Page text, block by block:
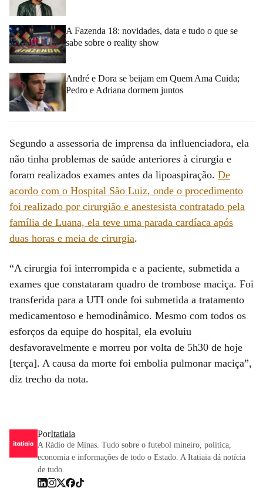
A Fazenda 18: novidades, data e tudo o que se
sabe sobre o reality show
André e Dora se beijam em Quem Ama Cuida;
Pedro e Adriana dormem juntos
Segundo a assessoria de imprensa da influenciadora, ela
não tinha problemas de saúde anteriores à cirurgia e
foram realizados exames antes da lipoaspiração. De
acordo com o Hospital São Luiz, onde o procedimento
foi realizado por cirurgião e anestesista contratado pela
família de Luana, ela teve uma parada cardíaca após
duas horas e meia de cirurgia.
“A cirurgia foi interrompida e a paciente, submetida a
exames que constataram quadro de trombose maciça. Foi
transferida para a UTI onde foi submetida a tratamento
medicamentoso e hemodinâmico. Mesmo com todos os
esforços da equipe do hospital, ela evoluiu
desfavoravelmente e morreu por volta de 5h30 de hoje
[terça]. A causa da morte foi embolia pulmonar maciça”,
diz trecho da nota.
PorItatiaia
A Rádio de Minas. Tudo sobre o futebol mineiro, política,
economia e informações de todo o Estado. A Itatiaia dá notícia
de tudo.